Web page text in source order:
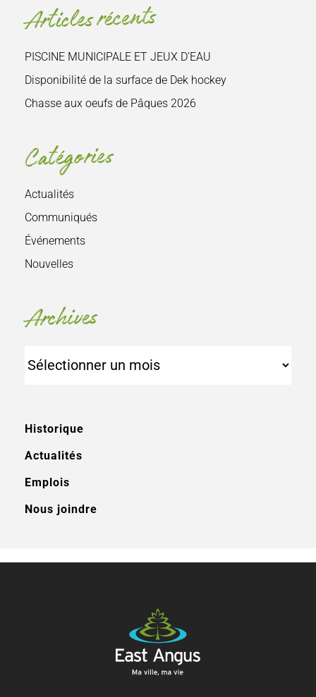
Articles récents
PISCINE MUNICIPALE ET JEUX D’EAU
Disponibilité de la surface de Dek hockey
Chasse aux oeufs de Pâques 2026
Catégories
Actualités
Communiqués
Événements
Nouvelles
Archives
Historique
Actualités
Emplois
Nous joindre